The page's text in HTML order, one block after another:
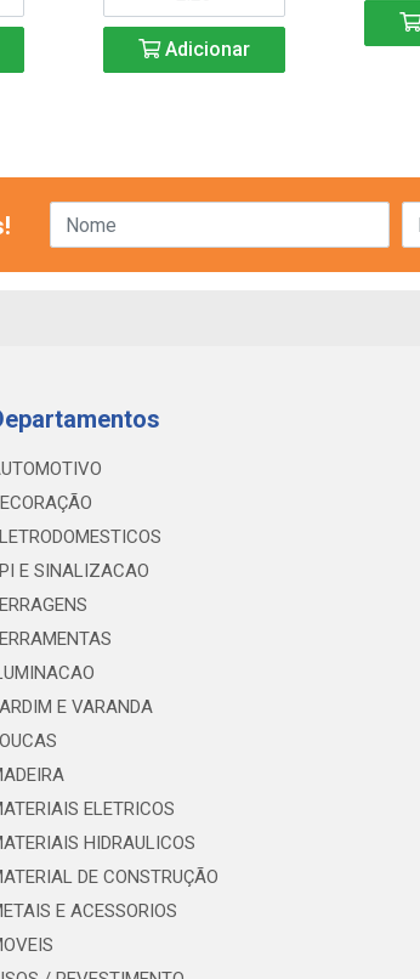
Adicionar
E SINALIZACAO
E VARANDA
ELETRICOS
HIDRAULICOS
DE CONSTRUÇÃO
E ACESSORIOS